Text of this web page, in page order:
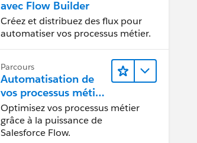
avec Flow Builder
Créez et distribuez des flux pour
automatiser vos processus métier.
Parcours
Automatisation de
vos processus métier
avec Salesforce Flow
Optimisez vos processus métier
grâce à la puissance de
Salesforce Flow.